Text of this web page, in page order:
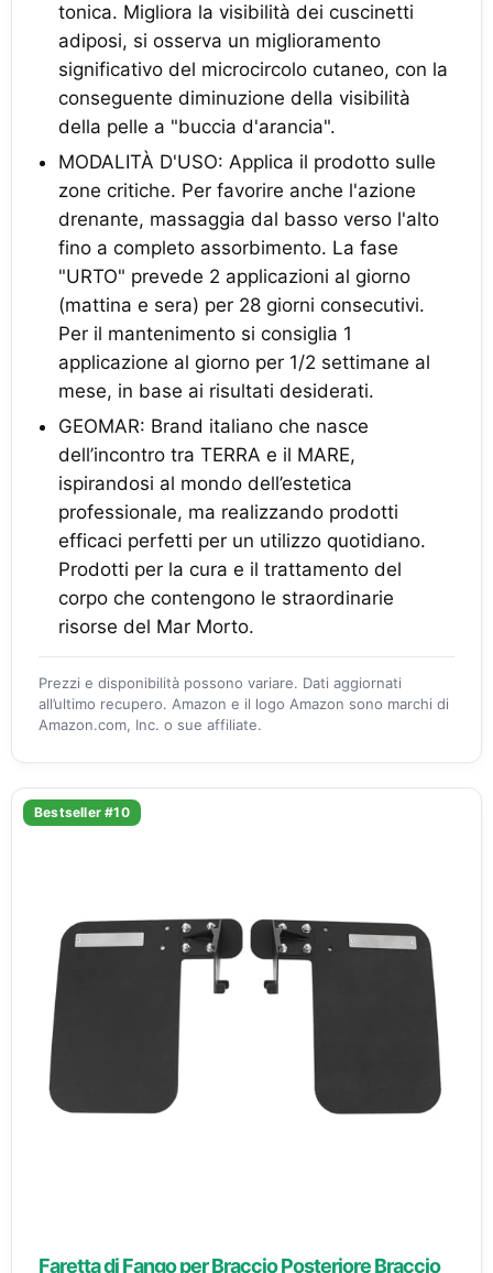
tonica. Migliora la visibilità dei cuscinetti
adiposi, si osserva un miglioramento
significativo del microcircolo cutaneo, con la
conseguente diminuzione della visibilità
della pelle a "buccia d'arancia".
MODALITÀ D'USO: Applica il prodotto sulle
zone critiche. Per favorire anche l'azione
drenante, massaggia dal basso verso l'alto
fino a completo assorbimento. La fase
"URTO" prevede 2 applicazioni al giorno
(mattina e sera) per 28 giorni consecutivi.
Per il mantenimento si consiglia 1
applicazione al giorno per 1/2 settimane al
mese, in base ai risultati desiderati.
GEOMAR: Brand italiano che nasce
dell’incontro tra TERRA e il MARE,
ispirandosi al mondo dell’estetica
professionale, ma realizzando prodotti
efficaci perfetti per un utilizzo quotidiano.
Prodotti per la cura e il trattamento del
corpo che contengono le straordinarie
risorse del Mar Morto.
Prezzi e disponibilità possono variare. Dati aggiornati
all’ultimo recupero. Amazon e il logo Amazon sono marchi di
Amazon.com, Inc. o sue affiliate.
Bestseller #10
Faretta di Fango per Braccio Posteriore Braccio